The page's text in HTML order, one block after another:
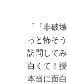
「『非破
っと怖そ
訪問して
白くて！
本当に面